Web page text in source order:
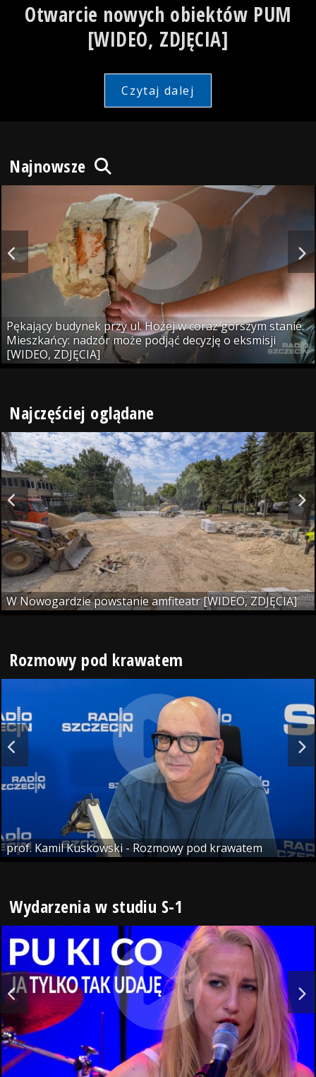
Otwarcie nowych obiektów PUM
[WIDEO, ZDJĘCIA]
Czytaj dalej
Najnowsze
Pękający budynek przy ul. Hożej w coraz gorszym stanie.
Mieszkańcy: nadzór może podjąć decyzję o eksmisji
[WIDEO, ZDJĘCIA]
Najczęściej oglądane
W Nowogardzie powstanie amfiteatr [WIDEO, ZDJĘCIA]
Rozmowy pod krawatem
prof. Kamil Kuskowski - Rozmowy pod krawatem
Wydarzenia w studiu S-1